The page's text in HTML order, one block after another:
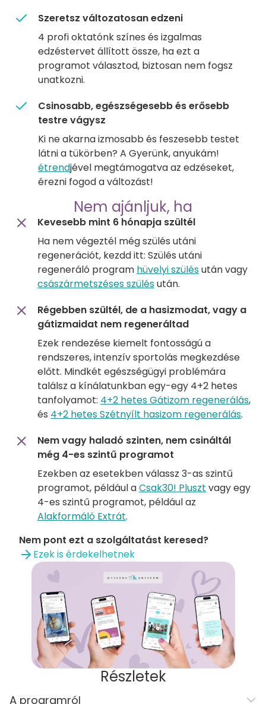
Szeretsz változatosan edzeni
4 profi oktatónk színes és izgalmas
edzéstervet állított össze, ha ezt a
programot választod, biztosan nem fogsz
unatkozni.
Csinosabb, egészségesebb és erősebb
testre vágysz
Ki ne akarna izmosabb és feszesebb testet
látni a tükörben? A Gyerünk, anyukám!
étrendjével megtámogatva az edzéseket,
érezni fogod a változást!
Nem ajánljuk, ha
Kevesebb mint 6 hónapja szültél
Ha nem végeztél még szülés utáni
regenerációt, kezdd itt: Szülés utáni
regeneráló program hüvelyi szülésután vagy
császármetszéses szülésután.
Régebben szültél, de a hasizmodat, vagy a
gátizmaidat nem regeneráltad
Ezek rendezése kiemelt fontosságú a
rendszeres, intenzív sportolás megkezdése
előtt. Mindkét egészségügyi problémára
találsz a kínálatunkban egy-egy 4+2 hetes
tanfolyamot: 4+2 hetes Gátizom regenerálás,
és 4+2 hetes Szétnyílt hasizom regenerálás.
Nem vagy haladó szinten, nem csináltál
még 4-es szintű programot
Ezekben az esetekben válassz 3-as szintű
programot, például aCsak30! Pluszt vagy egy
4-es szintű programot, például az
Alakformáló Extrát.
Nem pont ezt a szolgáltatást keresed?
Ezek is érdekelhetnek
Részletek
A programról